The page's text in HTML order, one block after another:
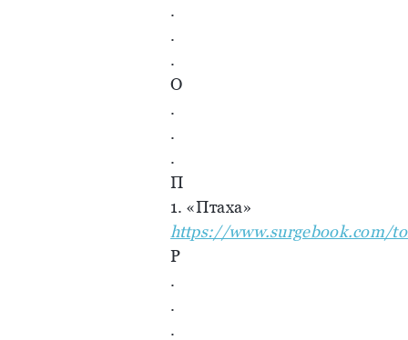
.
.
.
О
.
.
.
П
1. «Птаха»
https://www.surgebook.com/
Р
.
.
.